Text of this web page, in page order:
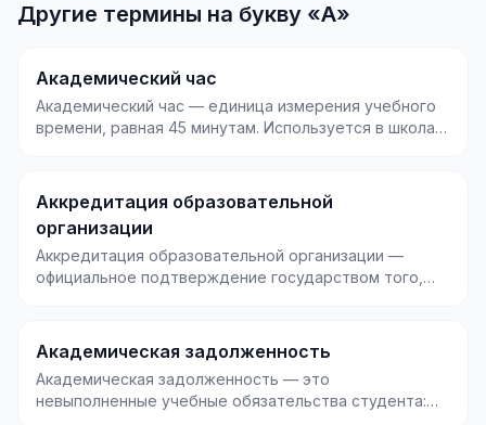
Другие термины на букву «А»
Академический час
Академический час — единица измерения учебного
времени, равная 45 минутам. Используется в школах,
Аккредитация образовательной
организации
Аккредитация образовательной организации —
официальное подтверждение государством того,
Академическая задолженность
Академическая задолженность — это
невыполненные учебные обязательства студента: